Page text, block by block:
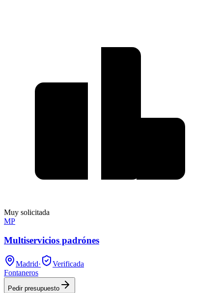
Muy solicitada
MP
Multiservicios padrónes
Madrid·
Verificada
Fontaneros
Pedir presupuesto